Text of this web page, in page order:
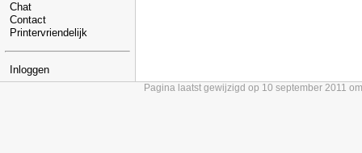
Chat
Contact
Printervriendelijk
Inloggen
Pagina laatst gewijzigd op 10 september 2011